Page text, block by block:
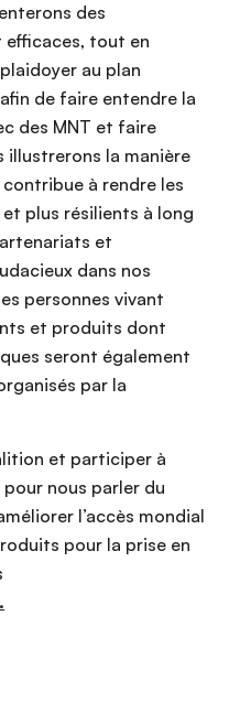
des
efficaces, tout en
au plan
de faire entendre la
des MNT et faire
illustrerons la manière
à rendre les
plus résilients à long
et
dans nos
personnes vivant
et produits dont
seront également
par la
et participer à
nous parler du
l’accès mondial
pour la prise en